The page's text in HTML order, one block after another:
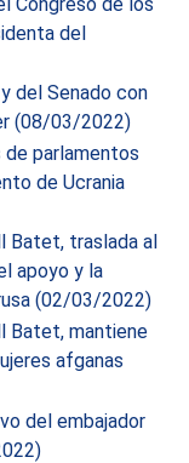
del
del Senado con
(08/03/2022)
parlamentos
de Ucrania
Batet, traslada al
apoyo y la
(02/03/2022)
Batet, mantiene
afganas
del embajador